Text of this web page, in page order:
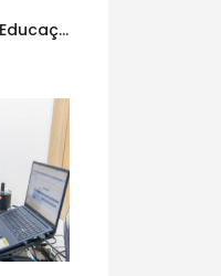
Índice de Desenvolvimento da Educação Básica tem elevação em todas as etapas